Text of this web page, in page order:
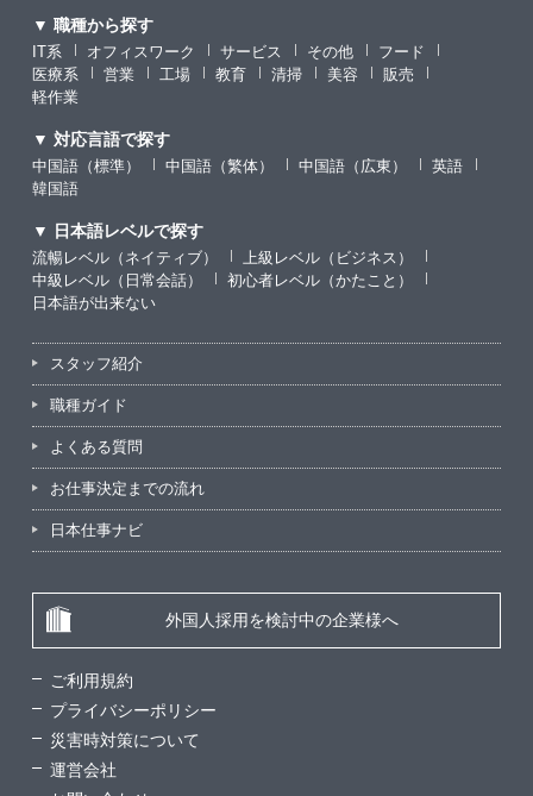
▼ 職種から探す
IT系 オフィスワーク サービス その他
フード
医療系
営業 工場 教育 清掃 美容
販売
軽作業
▼ 対応言語で探す
中国語（標準） 中国語（繁体） 中国語（広東）
英語
韓国語
▼ 日本語レベルで探す
流暢レベル（ネイティブ）
上級レベル（ビジネス）
中級レベル（日常会話）
初心者レベル（かたこと）
日本語が出来ない
スタッフ紹介
職種ガイド
よくある質問
お仕事決定までの流れ
日本仕事ナビ
外国人採用を検討中の企業様へ
ご利用規約
プライバシーポリシー
災害時対策について
運営会社